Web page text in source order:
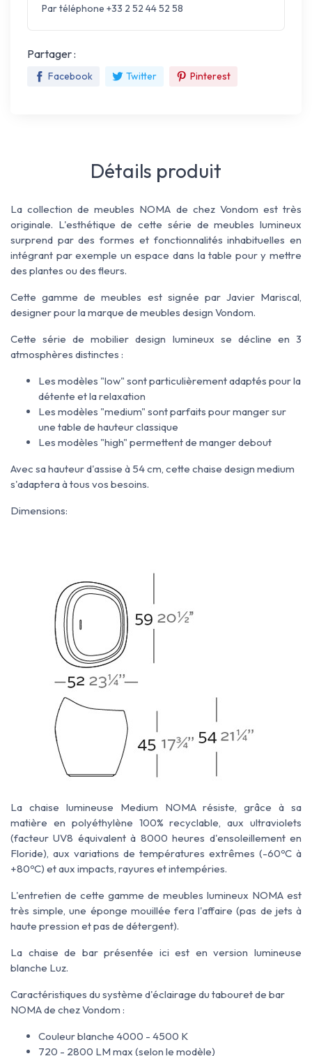
Par téléphone +33 2 52 44 52 58
Partager :
Facebook Twitter Pinterest
Détails produit
La collection de meubles NOMA de chez Vondom est très
originale. L'esthétique de cette série de meubles lumineux
surprend par des formes et fonctionnalités inhabituelles en
intégrant par exemple un espace dans la table pour y mettre
des plantes ou des fleurs.
Cette gamme de meubles est signée par Javier Mariscal,
designer pour la marque de meubles design Vondom.
Cette série de mobilier design lumineux se décline en 3
atmosphères distinctes :
Les modèles "low" sont particulièrement adaptés pour la
détente et la relaxation
Les modèles "medium" sont parfaits pour manger sur
une table de hauteur classique
Les modèles "high" permettent de manger debout
Avec sa hauteur d'assise à 54 cm, cette chaise design medium
s'adaptera à tous vos besoins.
Dimensions:
La chaise lumineuse Medium NOMA résiste, grâce à sa
matière en polyéthylène 100% recyclable, aux ultraviolets
(facteur UV8 équivalent à 8000 heures d'ensoleillement en
Floride), aux variations de températures extrêmes (-60ºC à
+80ºC) et aux impacts, rayures et intempéries.
L'entretien de cette gamme de meubles lumineux NOMA est
très simple, une éponge mouillée fera l'affaire (pas de jets à
haute pression et pas de détergent).
La chaise de bar présentée ici est en version lumineuse
blanche Luz.
Caractéristiques du système d'éclairage du tabouret de bar
NOMA de chez Vondom :
Couleur blanche 4000 - 4500 K
720 - 2800 LM max (selon le modèle)